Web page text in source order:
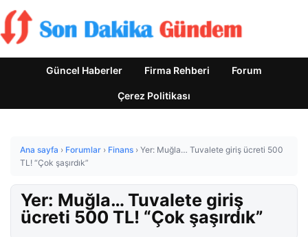
Güncel Haberler Firma Rehberi Forum
Çerez Politikası
Ana sayfa › Forumlar › Finans › Yer: Muğla… Tuvalete giriş ücreti 500
TL! “Çok şaşırdık”
Yer: Muğla… Tuvalete giriş
ücreti 500 TL! “Çok şaşırdık”